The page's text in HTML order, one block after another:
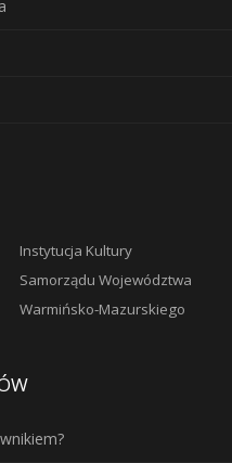
Instytucja Kultury
Samorządu Województwa
Warmińsko-Mazurskiego